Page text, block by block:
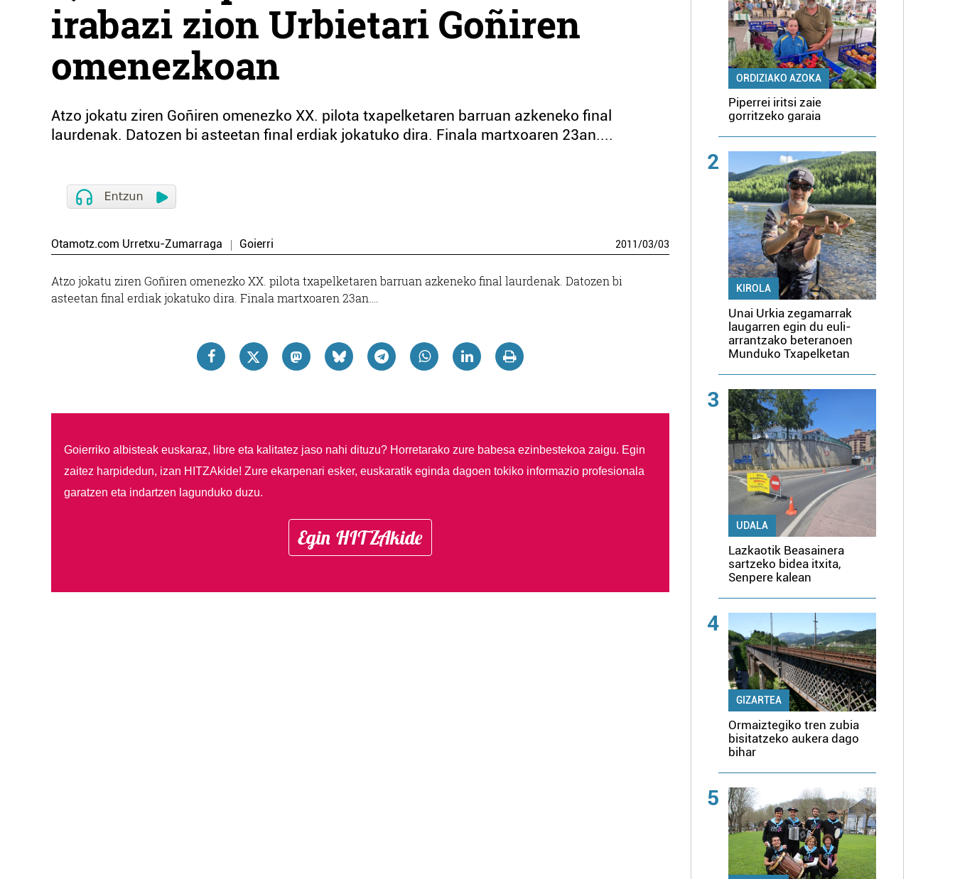
irabazi zion Urbietari Goñiren
omenezkoan
Atzo jokatu ziren Goñiren omenezko XX. pilota txapelketaren barruan azkeneko final
laurdenak. Datozen bi asteetan final erdiak jokatuko dira. Finala martxoaren 23an....
Otamotz.com Urretxu-Zumarraga Goierri 2011/03/03
Atzo jokatu ziren Goñiren omenezko XX. pilota txapelketaren barruan azkeneko final laurdenak. Datozen bi
asteetan final erdiak jokatuko dira. Finala martxoaren 23an….
Goierriko albisteak euskaraz, libre eta kalitatez jaso nahi dituzu? Horretarako zure babesa ezinbestekoa zaigu. Egin
zaitez harpidedun, izan HITZAkide! Zure ekarpenari esker, euskaratik eginda dagoen tokiko informazio profesionala
garatzen eta indartzen lagunduko duzu.
Egin HITZAkide
ORDIZIAKO AZOKA
Piperrei iritsi zaie
gorritzeko garaia
2
KIROLA
Unai Urkia zegamarrak
laugarren egin du euli-
arrantzako beteranoen
Munduko Txapelketan
3
UDALA
Lazkaotik Beasainera
sartzeko bidea itxita,
Senpere kalean
4
GIZARTEA
Ormaiztegiko tren zubia
bisitatzeko aukera dago
bihar
5